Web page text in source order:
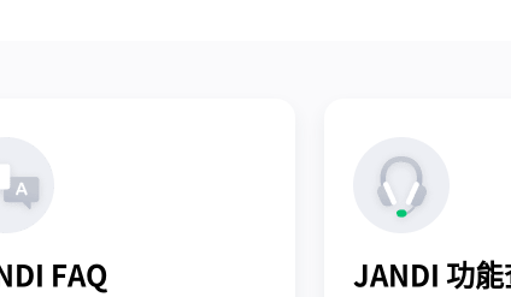
FAQ JANDI 功